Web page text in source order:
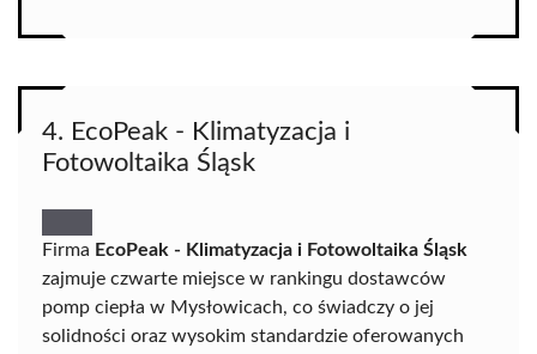
4. EcoPeak - Klimatyzacja i
Fotowoltaika Śląsk
Firma EcoPeak - Klimatyzacja i Fotowoltaika Śląsk
zajmuje czwarte miejsce w rankingu dostawców
pomp ciepła w Mysłowicach, co świadczy o jej
solidności oraz wysokim standardzie oferowanych